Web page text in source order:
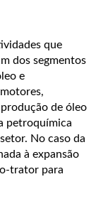
que
dos segmentos
e
de óleo
petroquímica
No caso da
à expansão
trator para